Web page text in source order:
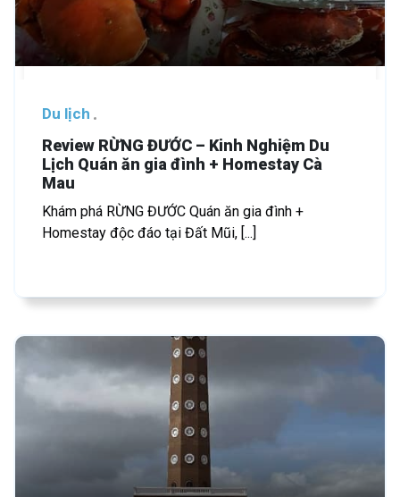
Du lịch
Review RỪNG ĐƯỚC – Kinh Nghiệm Du
Lịch Quán ăn gia đình + Homestay Cà
Mau
Khám phá RỪNG ĐƯỚC Quán ăn gia đình +
Homestay độc đáo tại Đất Mũi, [...]